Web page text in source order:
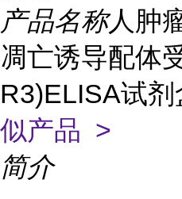
产品名称人肿
凋亡诱导配体
R3)ELISA试剂
似产品 >
简介